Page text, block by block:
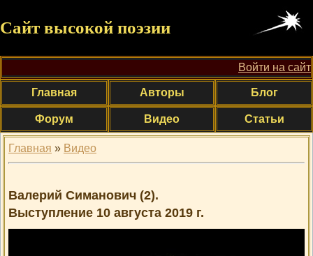
Сайт высокой поэзии
Войти на сайт
Главная Авторы Блог
Форум Видео Статьи
Главная » Видео
Валерий Симанович (2).
Выступление 10 августа 2019 г.